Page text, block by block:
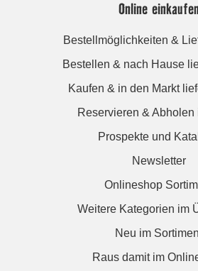
Online
Bestellmöglichkeiten &
Bestellen & nach Hause
Kaufen & in den Markt
Reservieren & Abholen
Prospekte und
Newsletter
Onlineshop
Weitere Kategorien im
Neu im
Raus damit im